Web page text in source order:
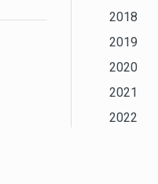
2018
2019
2020
2021
2022